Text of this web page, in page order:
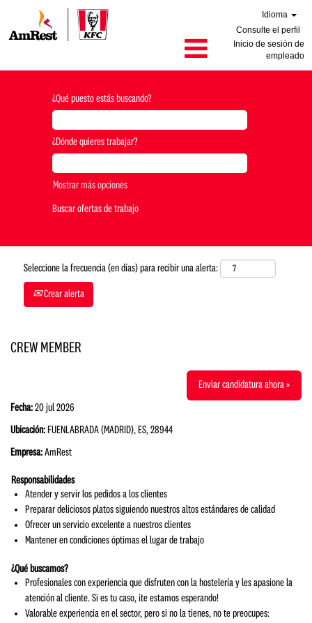
Idioma
Consulte el perfil
Inicio de sesión de
empleado
¿Qué puesto estás buscando?
¿Dónde quieres trabajar?
Mostrar más opciones
Seleccione la frecuencia (en días) para recibir una alerta:
Crear alerta
CREW MEMBER
Enviar candidatura ahora »
Fecha:20 jul 2026
Ubicación: FUENLABRADA (MADRID), ES, 28944
Empresa:AmRest
Responsabilidades
Atender y servir los pedidos a los clientes
Preparar deliciosos platos siguiendo nuestros altos estándares de calidad
Ofrecer un servicio excelente a nuestros clientes
Mantener en condiciones óptimas el lugar de trabajo
¿Qué buscamos?
Profesionales con experiencia que disfruten con la hostelería y les apasione la
atención al cliente. Si es tu caso, ¡te estamos esperando!
Valorable experiencia en el sector, pero si no la tienes, no te preocupes: